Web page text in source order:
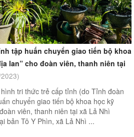
tập huấn chuyển giao tiến bộ khoa
lan” cho đoàn viên, thanh niên tại
tri thức trẻ cấp tỉnh (do Tỉnh đoàn
chuyển giao tiến bộ khoa học kỹ
viên, thanh niên tại xã Lả Nhì
bản Tô Y Phìn, xã Lả Nhì ...